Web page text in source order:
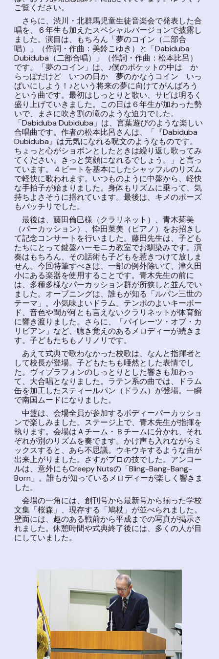
ご覧ください。
さらに、渋川・北群馬児童生徒音楽会で発表した合
唱を、６年生も加えたスペシャルバージョンで披露し
ました。演目は、もちろん「夢のコイン（二部合
唱）」（作詞・作曲：美鈴こゆき）と「Dabiduba
Dubiduba（二部合唱）」（作詞・作曲：松本比呂）
です。「夢のコイン」は、♪僕のポケットの中は か
らっぽだけど いつの日か 夢のかなうコイン いっ
ぱいにしよう！♪という将来の夢に向けてがんばろう
という曲です。最初はしっとりと歌い、サビは明るく
盛り上げていきました。この日は６年生が加わった勢
いで、まさに吹き割の滝のような迫力でした。
「Dabiduba Dubiduba」は、言葉遊びのような楽しい
合唱曲です。作者の松本比呂さんは、「『Dabiduba
Dubiduba』は元気になれる呪文のようなものです。
ちょっと心がショボンとしたときは繰り返し歌ってみ
てください。きっと笑顔になれるでしょう。」と言っ
ています。４ビートを基本にしたシャッフルのリズム
で軽快に歌われます。いつものように中盤から、軽快
な手拍子が始まりました。身体もリズムに乗って、気
持ちよさそうに揺れています。最後は、キメのポーズ
もバッチリでした。
最後は、藤田倫巳様（クラリネット）、青木菊美
（パーカッション）、忰田菜美（ピアノ）をお招きし
て記念コンサートを行いました。藤田先生は、子ども
たちにとって鍵盤ハーモニカ教室でお馴染みです。演
奏はもちろん、その話術も子どもを惹きつけて放しま
せん。今回特筆すべきは、一部の例外除いて、津久田
小にある楽器を使用することです。青木先生の前に
は、多種多様なパーカッション群が所狭しと並んでい
ました。オープニングは、誰もが知る「ルパン三世の
テーマ」。小気味よいドラム。テンポのよいキーボー
ド、音色や間が何とも言えないクラリネットが体育館
に響き渡りました。さらに、「パイレーツ・オブ・カ
リビアン」など、聴き覚えのあるメロディーが続きま
す。子どもたちもノリノリです。
あえて式典で歌わなかった校歌は、なんと指揮者と
して校長が登場。子どもたちも唖然とした表情でし
た。ヴィブラフォンのしっとりとした響きも加わっ
て、大合唱となりました。ラテン系の曲では、ドラム
缶を加工したスティールパン（ドラム）が登場。一瞬
で南国ムードになりました。
中盤は、会場全員が参加するボディーパーカッショ
ンで楽しみました。ステージ上で、青木先生が指揮を
執ります。会場はＡチーム・Ｂチームに分かれ、それ
ぞれが別のリズムを奏でます。かけ声も入れながらミ
ックスすると、あら不思議。ウキウキするような曲が
出来上がりました。さすがプロの技でした。アンコー
ルは、意外にもCreepy Nutsの「Bling-Bang-Bang-
Born」。誰もが知っているメロディーが楽しく響きま
した。
会場の一角には、創刊号から最新号から揃った学校
文集「桜森」、現存する「鳩杖」が並べられました。
壁面には、趣のある戦前から平成までの写真が掲示さ
れました。休憩時間や式典終了後には、多くの人が目
にしていました。